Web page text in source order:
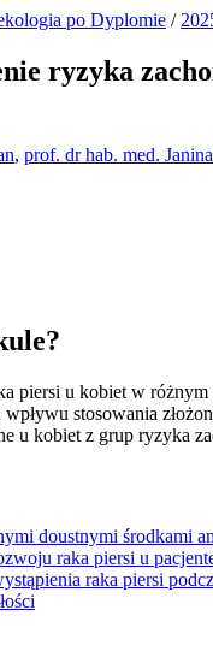
po Dyplomie /
ryzyka
, prof. dr hab. med.
piersi u kobiet w
wpływu stosowania
u kobiet z grup ryzyka
doustnymi środkami
raka piersi u
raka piersi